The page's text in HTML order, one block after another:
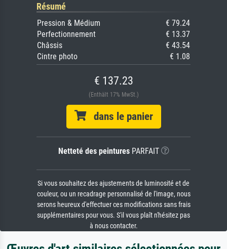
Résumé
Pression & Médium
€ 79.24
Perfectionnement
€ 13.37
Châssis
€ 43.54
Cintre photo
€ 1.08
€ 137.23
(Enthält 17% MwSt.)
dans le panier
Netteté des peinturesPARFAIT
Si vous souhaitez des ajustements de luminosité et de
couleur, ou un recadrage personnalisé de l'image, nous
serons heureux d'effectuer ces modifications sans frais
supplémentaires pour vous. S'il vous plaît n'hésitez pas
à nous contacter.